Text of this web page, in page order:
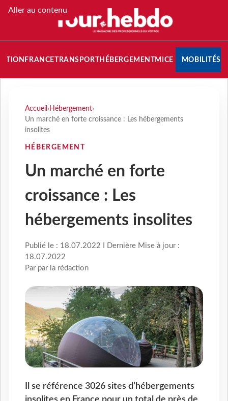
Aller au contenu
FRANCETRANSPORT HÉBERGEMENTMICE MOBILITÉS
Accueil › Hébergement›
Un marché en forte croissance : Les hébergements
insolites
HÉBERGEMENT
Un marché en forte
croissance : Les
hébergements insolites
Publié le : 18.07.2022 I Dernière Mise à jour :
18.07.2022
Par par la rédaction
Il se référence 3026 sites d’hébergements